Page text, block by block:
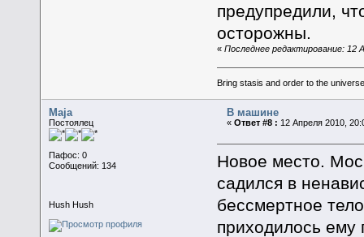
предупредили,
осторожны.
« Последнее редактирование: 12
Bring stasis and order to the
Maja
Постоялец
Пафос: 0
Сообщений: 134
Hush Hush
В машине
«Ответ #8 : 12 Апреля 2010,
Новое место.
садился в
бессмертное
приходилось ему